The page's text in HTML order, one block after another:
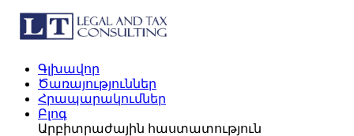
Գլխավոր
Ծառայություններ
Հրապարակումներ
Բլոգ
Արբիտրաժային հաստատություն